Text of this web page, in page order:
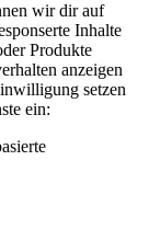
wir dir auf
Inhalte
Produkte
anzeigen
setzen
ein: